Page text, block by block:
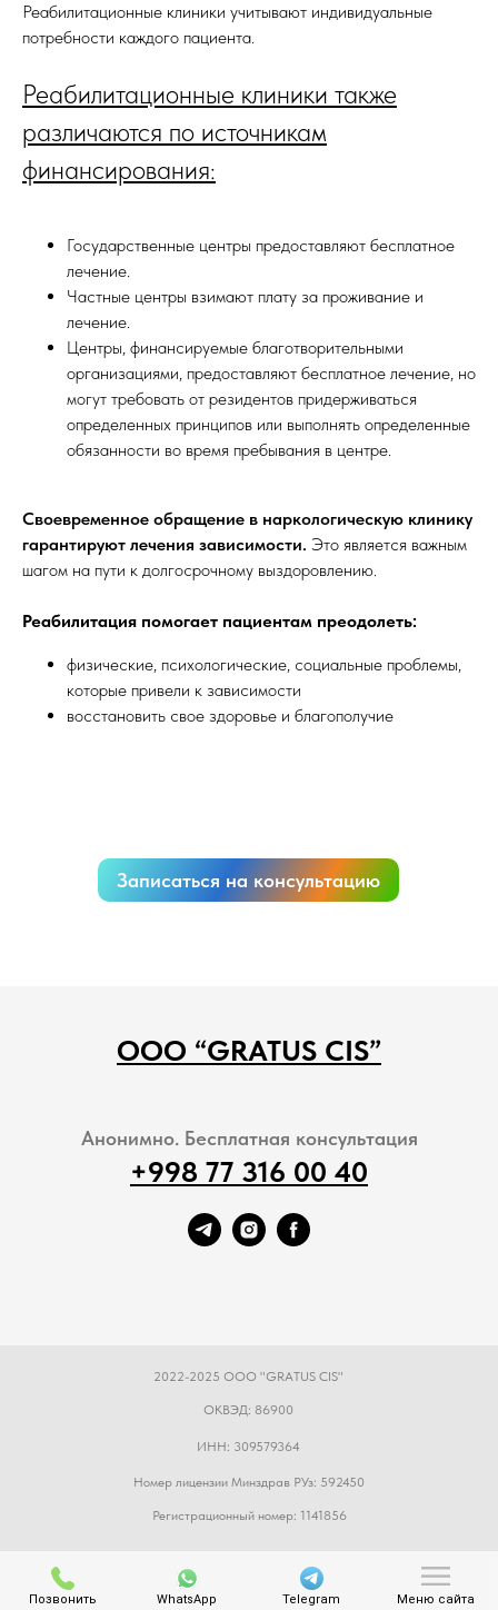
Позвонить WhatsApp Telegram Меню сайта
Реабилитационные клиники учитывают индивидуальные
потребности каждого пациента.
Реабилитационные клиники также
различаются по источникам
финансирования:
Государственные центры предоставляют бесплатное
лечение.
Частные центры взимают плату за проживание и
лечение.
Центры, финансируемые благотворительными
организациями, предоставляют бесплатное лечение, но
могут требовать от резидентов придерживаться
определенных принципов или выполнять определенные
обязанности во время пребывания в центре.
Своевременное обращение в наркологическую клинику
гарантируют лечения зависимости. Это является важным
шагом на пути к долгосрочному выздоровлению.
Реабилитация помогает пациентам преодолеть:
физические, психологические, социальные проблемы,
которые привели к зависимости
восстановить свое здоровье и благополучие
Записаться на консультацию
ООО “GRATUS CIS”
Анонимно. Бесплатная консультация
+998 77 316 00 40
2022-2025 ООО "GRATUS CIS"
ИНН: 309579364
ОКВЭД: 86900
Номер лицензии Минздрав РУз: 592450
Регистрационный номер: 1141856